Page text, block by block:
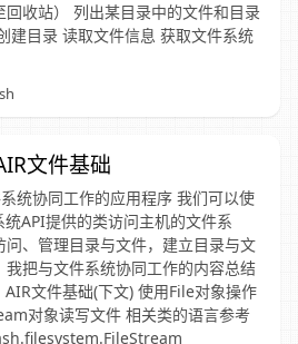
收站） 列出某目录中的文件和目录
建目录 读取文件信息 获取文件系统
文件基础
统协同工作的应用程序 我们可以使
API提供的类访问主机的文件系
、管理目录与文件，建立目录与文
把与文件系统协同工作的内容总结
文件基础(下文) 使用File对象操作
对象读写文件 相关类的语言参考